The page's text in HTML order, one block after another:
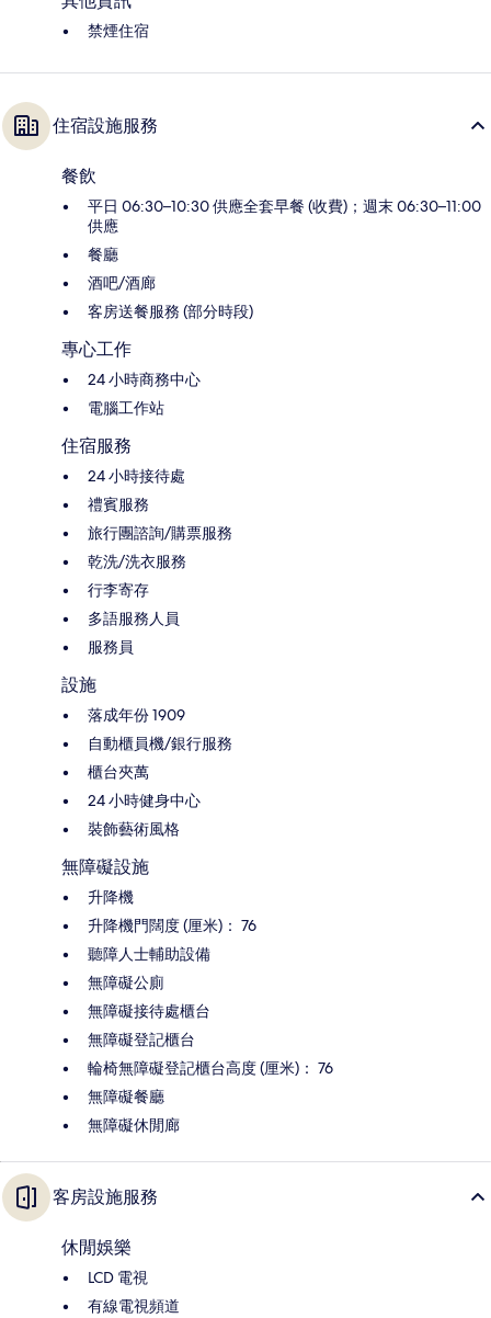
禁煙住宿
住宿設施服務
餐飲
平日 06:30–10:30 供應全套早餐 (收費)；週末 06:30–11:00
供應
餐廳
酒吧/酒廊
客房送餐服務 (部分時段)
專心工作
24 小時商務中心
電腦工作站
住宿服務
24 小時接待處
禮賓服務
旅行團諮詢/購票服務
乾洗/洗衣服務
行李寄存
多語服務人員
服務員
設施
落成年份 1909
自動櫃員機/銀行服務
櫃台夾萬
24 小時健身中心
裝飾藝術風格
無障礙設施
升降機
升降機門闊度 (厘米)： 76
聽障人士輔助設備
無障礙公廁
無障礙接待處櫃台
無障礙登記櫃台
輪椅無障礙登記櫃台高度 (厘米)： 76
無障礙餐廳
無障礙休閒廊
客房設施服務
休閒娛樂
LCD 電視
有線電視頻道